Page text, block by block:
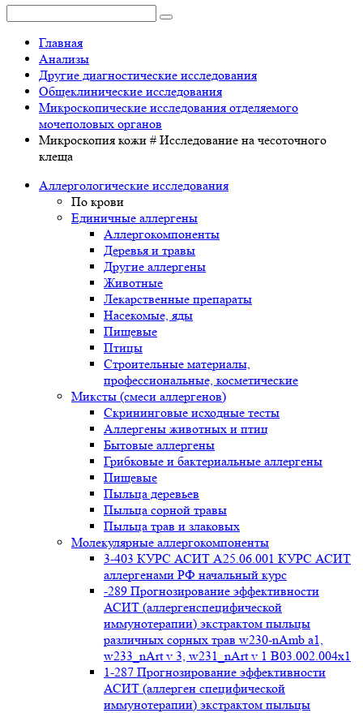
Главная
Анализы
Другие диагностические исследования
Общеклинические исследования
Микроскопические исследования отделяемого
мочеполовых органов
Микроскопия кожи # Исследование на чесоточного
клеща
Аллергологические исследования
По крови
Единичные аллергены
Аллергокомпоненты
Деревья и травы
Другие аллергены
Животные
Лекарственные препараты
Насекомые, яды
Пищевые
Птицы
Строительные материалы,
профессиональные, косметические
Миксты (смеси аллергенов)
Cкрининговые исходные тесты
Аллергены животных и птиц
Бытовые аллергены
Грибковые и бактериальные аллергены
Пищевые
Пыльца деревьев
Пыльца сорной травы
Пыльца трав и злаковых
Молекулярные аллергокомпоненты
3-403 КУРС АСИТ А25.06.001 КУРС АСИТ
аллергенами РФ начальный курс
-289 Прогнозирование эффективности
АСИТ (аллергенспецифической
иммунотерапии) экстрактом пыльцы
различных сорных трав w230-nAmb a1,
w233_nArt v 3, w231_nArt v 1 В03.002.004x1
1-287 Прогнозирование эффективности
АСИТ (аллерген специфической
иммунотерапии) экстрактом пыльцы